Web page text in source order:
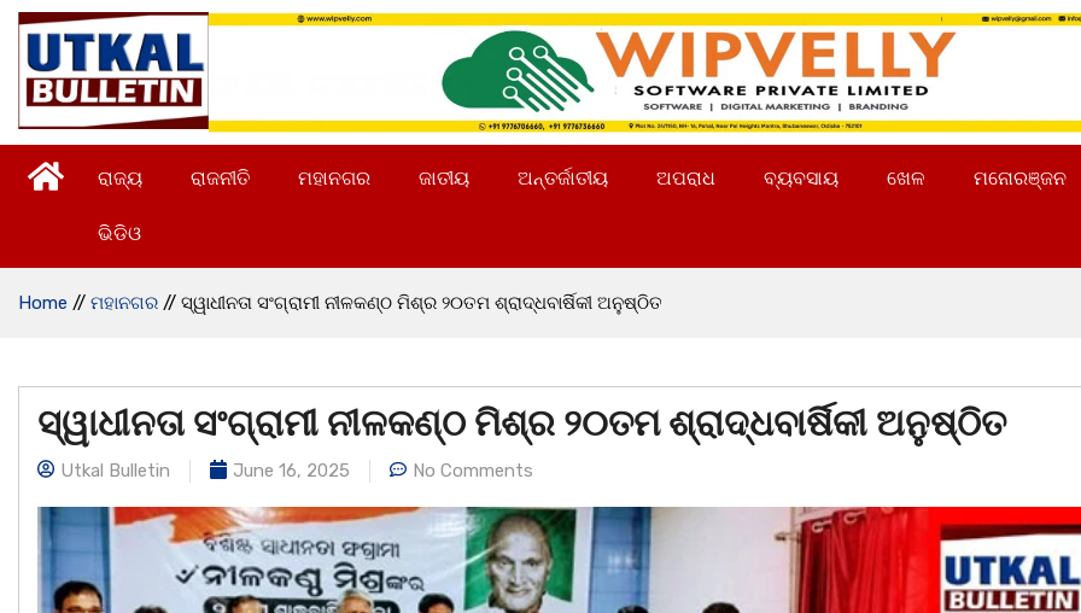
ରାଜ୍ୟ ରାଜନୀତି ମହାନଗର ଜାତୀୟ ଅନ୍ତର୍ଜାତୀୟ ଅପରାଧ ବ୍ୟବସାୟ ଖେଳ ମନୋରଞ୍ଜନ
ଭିଡିଓ
Home // ମହାନଗର // ସ୍ୱାଧୀନତା ସଂଗ୍ରାମୀ ନୀଳକଣ୍ଠ ମିଶ୍ର ୨୦ତମ ଶ୍ରାଦ୍ଧବାର୍ଷିକୀ ଅନୁଷ୍ଠିତ
ସ୍ୱାଧୀନତା ସଂଗ୍ରାମୀ ନୀଳକଣ୍ଠ ମିଶ୍ର ୨୦ତମ ଶ୍ରାଦ୍ଧବାର୍ଷିକୀ ଅନୁଷ୍ଠିତ
Utkal Bulletin June 16, 2025 No Comments